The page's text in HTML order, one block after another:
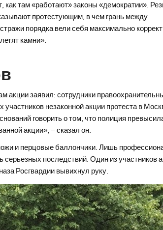
как там «работают» законы «демократии».
протестующим, в чем грань между
порядка вели себя максимально
камни».
акции заявил: сотрудники
незаконной акции протеста в
говорить о том, что полиция
акции», – сказал он.
и перцовые баллончики. Лишь
последствий. Один из участников
Росгвардии вывихнул руку.